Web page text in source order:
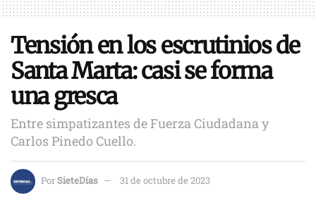
Tensión en los escrutinios de
Santa Marta: casi se forma
una gresca
Entre simpatizantes de Fuerza Ciudadana y
Carlos Pinedo Cuello.
PorSieteDías 31 de octubre de 2023